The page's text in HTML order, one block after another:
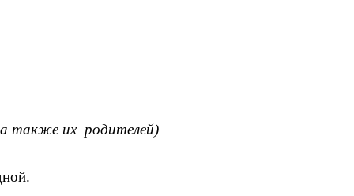
а также их родителей)